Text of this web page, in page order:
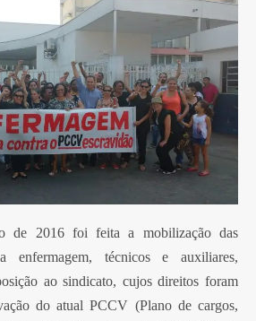
de 2016 foi feita a mobilização das
enfermagem, técnicos e auxiliares,
ao sindicato, cujos direitos foram
do atual PCCV (Plano de cargos,